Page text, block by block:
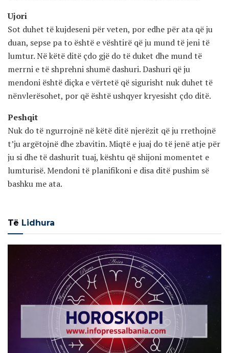
Ujori
Sot duhet të kujdeseni për veten, por edhe për ata që ju
duan, sepse pa to është e vështirë që ju mund të jeni të
lumtur. Në këtë ditë çdo gjë do të duket dhe mund të
merrni e të shprehni shumë dashuri. Dashuri që ju
mendoni është diçka e vërtetë që sigurisht nuk duhet të
nënvlerësohet, por që është ushqyer kryesisht çdo ditë.
Peshqit
Nuk do të ngurrojnë në këtë ditë njerëzit që ju rrethojnë
t’ju argëtojnë dhe zbavitin. Miqtë e juaj do të jenë atje për
ju si dhe të dashurit tuaj, kështu që shijoni momentet e
lumturisë. Mendoni të planifikoni e disa ditë pushim së
bashku me ata.
Të Lidhura